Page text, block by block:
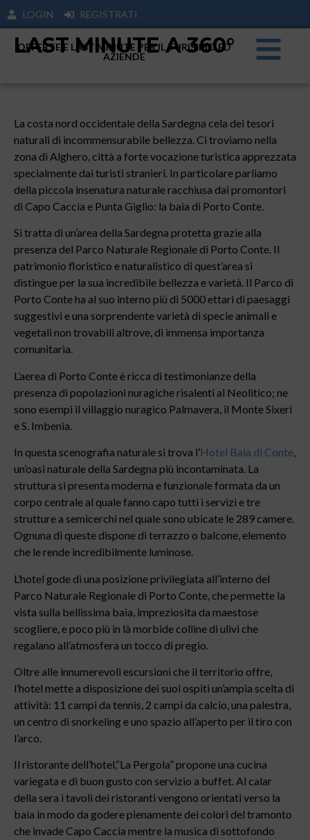
LOGIN REGISTRATI
LAST MINUTE A 360°
OFFERTE E LAST MINUTE PER IL TURISIMO ED
AZIENDE
La costa nord occidentale della Sardegna cela dei tesori
naturali di incommensurabile bellezza. Ci troviamo nella
zona di Alghero, città a forte vocazione turistica apprezzata
specialmente dai turisti stranieri. In particolare parliamo
della piccola insenatura naturale racchiusa dai promontori
di Capo Caccia e Punta Giglio: la baia di Porto Conte.
Si tratta di un’area della Sardegna protetta grazie alla
presenza del Parco Naturale Regionale di Porto Conte. Il
patrimonio floristico e naturalistico di quest’area si
distingue per la sua incredibile bellezza e varietà. Il Parco di
Porto Conte ha al suo interno più di 5000 ettari di paesaggi
suggestivi e una sorprendente varietà di specie animali e
vegetali non trovabili altrove, di immensa importanza
comunitaria.
L’aerea di Porto Conte è ricca di testimonianze della
presenza di popolazioni nuragiche risalenti al Neolitico; ne
sono esempi il villaggio nuragico Palmavera, il Monte Sixeri
e S. Imbenia.
In questa scenografia naturale si trova l’Hotel Baia di Conte,
un’oasi naturale della Sardegna più incontaminata. La
struttura si presenta moderna e funzionale formata da un
corpo centrale al quale fanno capo tutti i servizi e tre
strutture a semicerchi nel quale sono ubicate le 289 camere.
Ognuna di queste dispone di terrazzo o balcone, elemento
che le rende incredibilmente luminose.
L’hotel gode di una posizione privilegiata all’interno del
Parco Naturale Regionale di Porto Conte, che permette la
vista sulla bellissima baia, impreziosita da maestose
scogliere, e poco più in là morbide colline di ulivi che
regalano all’atmosfera un tocco di pregio.
Oltre alle innumerevoli escursioni che il territorio offre,
l’hotel mette a disposizione dei suoi ospiti un’ampia scelta di
attività: 11 campi da tennis, 2 campi da calcio, una palestra,
un centro di snorkeling e uno spazio all’aperto per il tiro con
l’arco.
Il ristorante dell’hotel,“La Pergola” propone una cucina
variegata e di buon gusto con servizio a buffet. Al calar
della sera i tavoli dei ristoranti vengono orientati verso la
baia in modo da godere pienamente dei colori del tramonto
che invade Capo Caccia mentre la musica di sottofondo